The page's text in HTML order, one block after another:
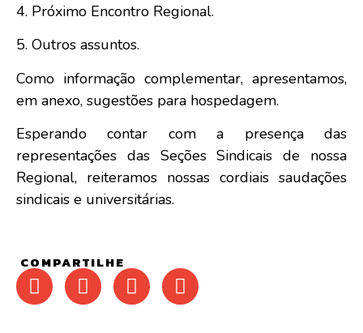
4. Próximo Encontro Regional.
5. Outros assuntos.
Como informação complementar, apresentamos,
em anexo, sugestões para hospedagem.
Esperando contar com a presença das
representações das Seções Sindicais de nossa
Regional, reiteramos nossas cordiais saudações
sindicais e universitárias.
COMPARTILHE